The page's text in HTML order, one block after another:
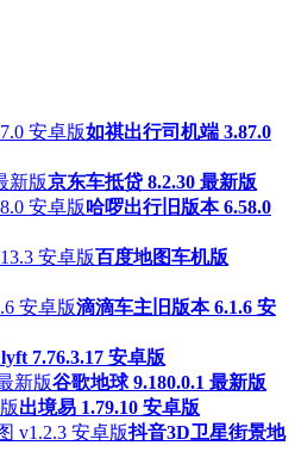
如祺出行司机端 3.87.0
京东车抵贷 8.2.30 最新版
哈啰出行旧版本 6.58.0
百度地图车机版
滴滴车主旧版本 6.1.6 安
lyft 7.76.3.17 安卓版
谷歌地球 9.180.0.1 最新版
出境易 1.79.10 安卓版
抖音3D卫星街景地